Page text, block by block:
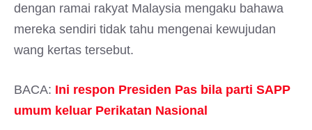
dengan ramai rakyat Malaysia mengaku bahawa
mereka sendiri tidak tahu mengenai kewujudan
wang kertas tersebut.
BACA: Ini respon Presiden Pas bila parti SAPP
umum keluar Perikatan Nasional